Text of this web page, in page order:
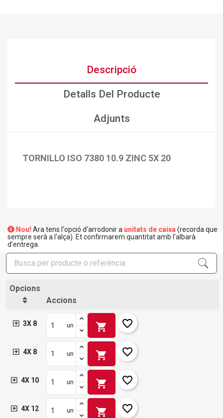
Descripció
Detalls Del Producte
Adjunts
TORNILLO ISO 7380 10.9 ZINC 5X 20
Nou! Ara tens l'opció d'arrodonir a unitats de caixa (recorda que
sempre serà a l'alça). Et confirmarem quantitat amb l'albarà
d'entrega.
Opcions
Accions
3X 8 un shopping_cart favorite_border
4X 8 un shopping_cart favorite_border
4X 10 un shopping_cart favorite_border
4X 12 un shopping_cart favorite_border